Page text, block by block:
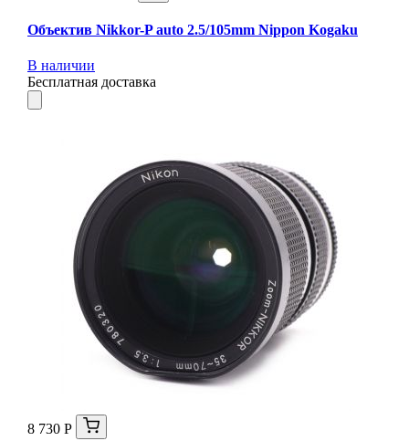
Объектив Nikkor-P auto 2.5/105mm Nippon Kogaku
В наличии
Бесплатная доставка
8 730 Р